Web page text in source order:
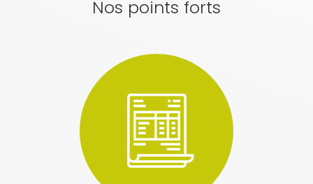
Nos points forts